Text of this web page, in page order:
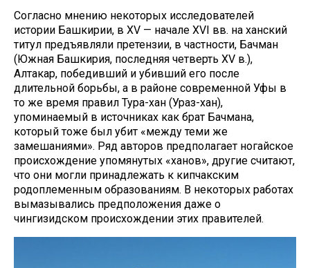
Согласно мнению некоторых исследователей
истории Башкирии, в XV — начале XVI вв. на ханский
титул предъявляли претензии, в частности, Бачман
(Южная Башкирия, последняя четверть XV в.),
Алтакар, победивший и убивший его после
длительной борьбы, а в районе современной Уфы в
то же время правил Тура-хан (Ураз-хан),
упоминаемый в источниках как брат Бачмана,
который тоже был убит «между теми же
замешаниями». Ряд авторов предполагает ногайское
происхождение упомянутых «ханов», другие считают,
что они могли принадлежать к кипчакским
родоплеменным образованиям. В некоторых работах
вымазывались предположения даже о
чингизидском происхождении этих правителей.